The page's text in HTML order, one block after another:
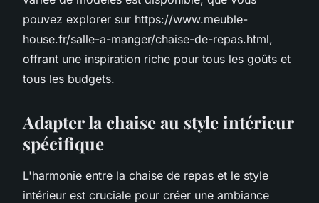
pouvez explorer sur https://www.meuble-
house.fr/salle-a-manger/chaise-de-repas.html,
offrant une inspiration riche pour tous les goûts et
tous les budgets.
Adapter la chaise au style intérieur
spécifique
L'harmonie entre la chaise de repas et le style
intérieur est cruciale pour créer une ambiance